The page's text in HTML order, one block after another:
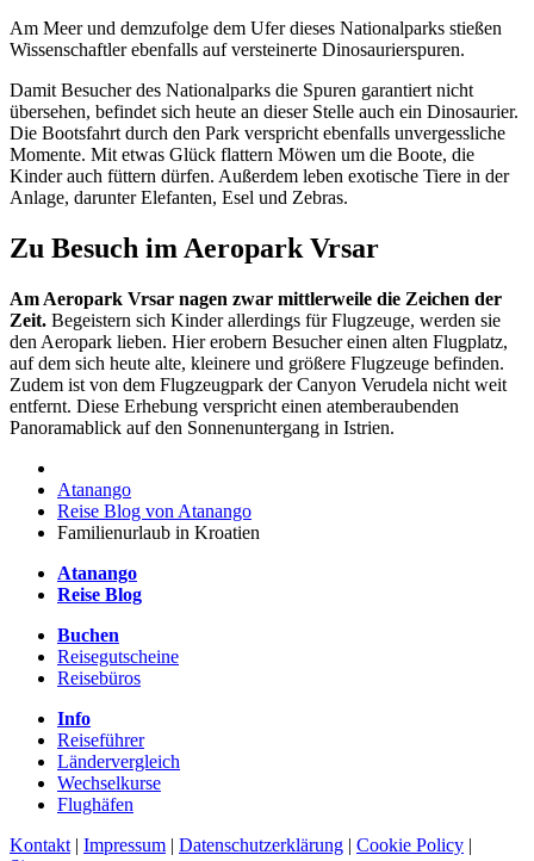
Am Meer und demzufolge dem Ufer dieses Nationalparks stießen
Wissenschaftler ebenfalls auf versteinerte Dinosaurierspuren.
Damit Besucher des Nationalparks die Spuren garantiert nicht
übersehen, befindet sich heute an dieser Stelle auch ein Dinosaurier.
Die Bootsfahrt durch den Park verspricht ebenfalls unvergessliche
Momente. Mit etwas Glück flattern Möwen um die Boote, die
Kinder auch füttern dürfen. Außerdem leben exotische Tiere in der
Anlage, darunter Elefanten, Esel und Zebras.
Zu Besuch im Aeropark Vrsar
Am Aeropark Vrsar nagen zwar mittlerweile die Zeichen der
Zeit. Begeistern sich Kinder allerdings für Flugzeuge, werden sie
den Aeropark lieben. Hier erobern Besucher einen alten Flugplatz,
auf dem sich heute alte, kleinere und größere Flugzeuge befinden.
Zudem ist von dem Flugzeugpark der Canyon Verudela nicht weit
entfernt. Diese Erhebung verspricht einen atemberaubenden
Panoramablick auf den Sonnenuntergang in Istrien.
Atanango
Reise Blog von Atanango
Familienurlaub in Kroatien
Atanango
Reise Blog
Buchen
Reisegutscheine
Reisebüros
Info
Reiseführer
Ländervergleich
Wechselkurse
Flughäfen
Kontakt | Impressum | Datenschutzerklärung | Cookie Policy |